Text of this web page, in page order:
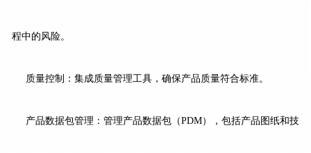
程中的风险。
质量控制：集成质量管理工具，确保产品质量符合标准。
产品数据包管理：管理产品数据包（PDM），包括产品图纸和技